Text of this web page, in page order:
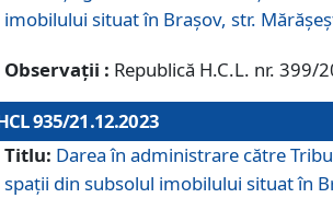
imobilului situat în Braşov, str.
Observații : Republică H.C.L. nr. 399/
935/21.12.2023
Titlu: Darea în administrare către
spații din subsolul imobilului situat în